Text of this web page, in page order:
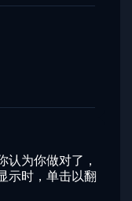
认为你做对了，
示时，单击以翻